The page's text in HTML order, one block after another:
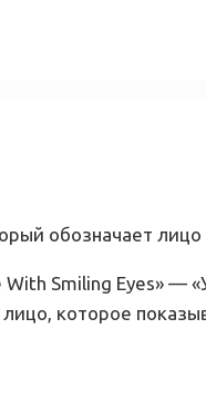
обозначает
With Smiling Eyes»
которое